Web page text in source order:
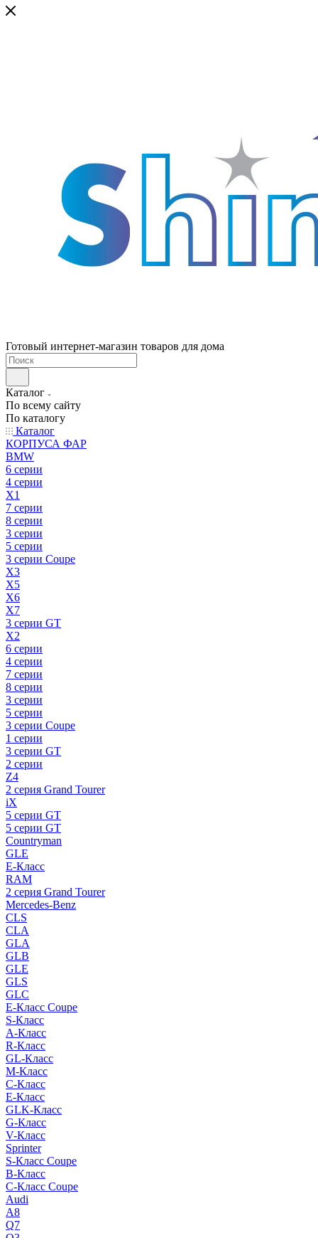
Готовый интернет-магазин товаров для дома
Каталог
По всему сайту
По каталогу
Каталог
КОРПУСА ФАР
BMW
6 серии
4 серии
X1
7 серии
8 серии
3 серии
5 серии
3 серии Coupe
X3
X5
X6
X7
3 серии GT
X2
6 серии
4 серии
7 серии
8 серии
3 серии
5 серии
3 серии Coupe
1 серии
3 серии GT
2 серии
Z4
2 серия Grand Tourer
iX
5 серии GT
5 серии GT
Countryman
GLE
E-Класс
RAM
2 серия Grand Tourer
Mercedes-Benz
CLS
CLA
GLA
GLB
GLE
GLS
GLC
E-Класс Coupe
S-Класс
A-Класс
R-Класс
GL-Класс
M-Класс
C-Класс
E-Класс
GLK-Класс
G-Класс
V-Класс
Sprinter
S-Класс Сoupe
B-Класс
C-Класс Coupe
Audi
A8
Q7